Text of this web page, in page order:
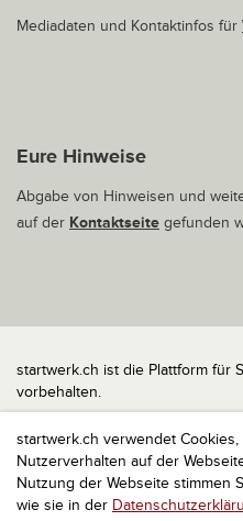
startwerk.ch verwendet
Nutzerverhalten auf der
Nutzung der Webseite stimmen
wie sie in der
Mediadaten und Kontaktinfos für
Eure Hinweise
Abgabe von Hinweisen und
auf der Kontaktseite gefunden
startwerk.ch ist die Plattform für
vorbehalten.
Impressum
Kontakt
nach oben